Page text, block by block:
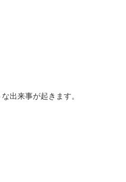
出来事が起きます。